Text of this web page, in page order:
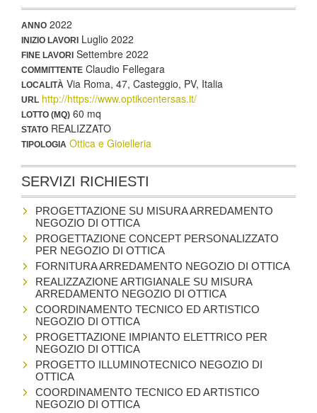
ANNO 2022
INIZIO LAVORI Luglio 2022
FINE LAVORI Settembre 2022
COMMITTENTE Claudio Fellegara
LOCALITÀ Via Roma, 47, Casteggio, PV, Italia
URL http://https://www.optikcentersas.it/
LOTTO (MQ) 60 mq
STATO REALIZZATO
TIPOLOGIA Ottica e Gioielleria
SERVIZI RICHIESTI
PROGETTAZIONE SU MISURA ARREDAMENTO
NEGOZIO DI OTTICA
PROGETTAZIONE CONCEPT PERSONALIZZATO
PER NEGOZIO DI OTTICA
FORNITURA ARREDAMENTO NEGOZIO DI OTTICA
REALIZZAZIONE ARTIGIANALE SU MISURA
ARREDAMENTO NEGOZIO DI OTTICA
COORDINAMENTO TECNICO ED ARTISTICO
NEGOZIO DI OTTICA
PROGETTAZIONE IMPIANTO ELETTRICO PER
NEGOZIO DI OTTICA
PROGETTO ILLUMINOTECNICO NEGOZIO DI
OTTICA
COORDINAMENTO TECNICO ED ARTISTICO
NEGOZIO DI OTTICA